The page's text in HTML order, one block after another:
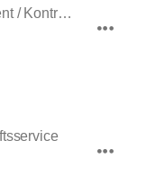
Prozess- und Qualitätsmanagement / Kontrolle